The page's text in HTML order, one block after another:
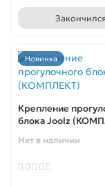
Закончился
Новинка
Крепление
блока Joolz
Нет в наличии